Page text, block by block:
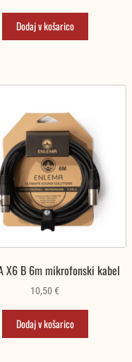
Dodaj v košarico
X6 B 6m mikrofonski kabel
10,50€
Dodaj v košarico